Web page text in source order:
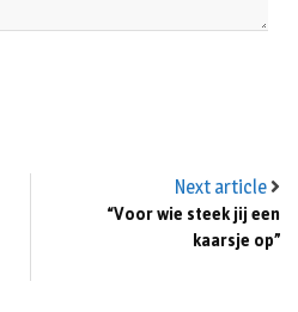
Next article
“Voor wie steek jij een
kaarsje op”